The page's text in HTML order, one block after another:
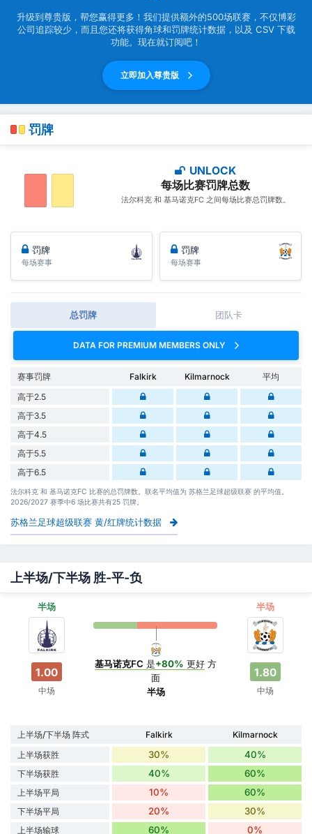
升级到尊贵版，帮您赢得更多！我们提供额外的500场联赛，不仅博彩
公司追踪较少，而且您还将获得角球和罚牌统计数据，以及 CSV 下载
功能。现在就订阅吧！
立即加入尊贵版
罚牌
UNLOCK
每场比赛罚牌总数
法尔科克 和 基马诺克FC 之间每场比赛总罚牌数。
罚牌
每场赛事
罚牌
每场赛事
总罚牌 团队卡
DATA FOR PREMIUM MEMBERS ONLY
赛事罚牌 Falkirk Kilmarnock
平均
高于2.5
高于3.5
高于4.5
高于5.5
高于6.5
法尔科克 和 基马诺克FC 比赛的总罚牌数。联名平均值为 苏格兰足球超级联赛 的平均值。
2026/2027 赛季中6 场比赛共有25 罚牌。
苏格兰足球超级联赛 黄/红牌统计数据
上半场/下半场 胜-平-负
半场 半场
1.00
中场
基马诺克FC 是+80% 更好 方
面
半场
1.80
中场
上半场/下半场 阵式 Falkirk
Kilmarnock
上半场获胜
30% 40%
下半场获胜 40% 60%
上半场平局 10% 60%
下半场平局 20% 30%
上半场输球 60% 0%